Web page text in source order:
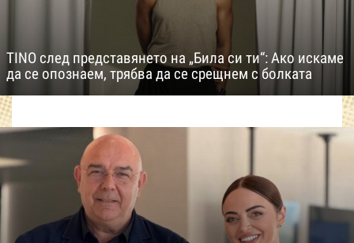
TINO след представянето на „Била си ти“: Ако искаме
да се опознаем, трябва да се срещнем с болката